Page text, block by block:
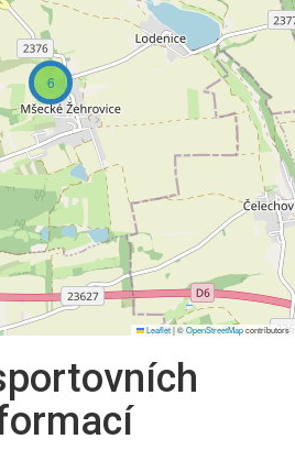
6
Leaflet|©OpenStreetMapcontributors